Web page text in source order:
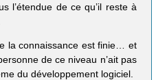
l’étendue de ce qu’il reste à
la connaissance est finie… et
de ce niveau n’ait pas
du développement logiciel.